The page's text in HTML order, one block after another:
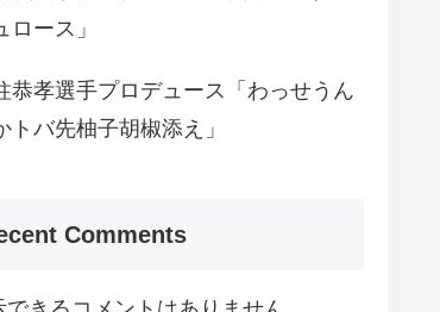
ロース」
恭孝選手プロデュース「わっせうん
トバ先柚子胡椒添え」
Comments